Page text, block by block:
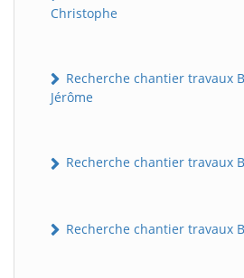
Christophe
Recherche chantier travaux
Jérôme
Recherche chantier travaux
Recherche chantier travaux